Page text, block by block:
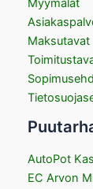
Myymälät
Maksutavat
AutoPot
EC Arvon